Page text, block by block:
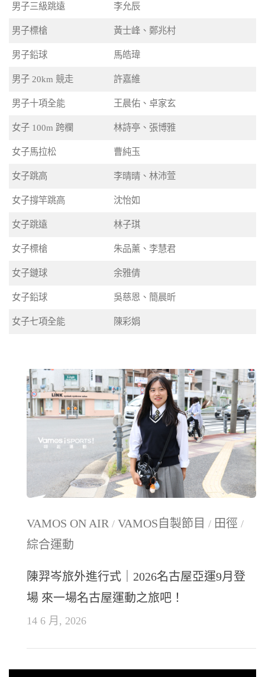
男子三級跳遠 李允辰
男子標槍 黃士峰、鄭兆村
男子鉛球 馬皓瑋
男子 20km 競走 許嘉維
男子十項全能 王晨佑、卓家玄
女子 100m 跨欄 林詩亭、張博雅
女子馬拉松 曹純玉
女子跳高 李晴晴、林沛萱
女子撐竿跳高 沈怡如
女子跳遠 林子琪
女子標槍 朱品薰、李慧君
女子鏈球 余雅倩
女子鉛球 吳慈恩、簡晨昕
女子七項全能 陳彩娟
VAMOS ON AIR / VAMOS自製節目 / 田徑 /
綜合運動
陳羿岑旅外進行式｜2026名古屋亞運9月登
場 來一場名古屋運動之旅吧！
14 6 月, 2026